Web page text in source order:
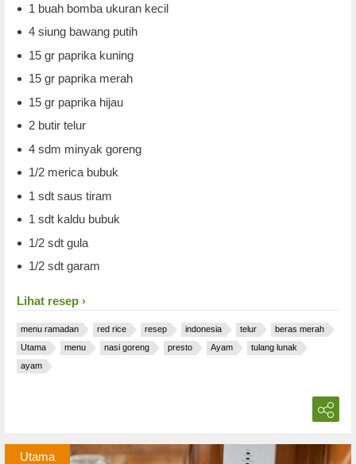
1 buah bomba ukuran kecil
4 siung bawang putih
15 gr paprika kuning
15 gr paprika merah
15 gr paprika hijau
2 butir telur
4 sdm minyak goreng
1/2 merica bubuk
1 sdt saus tiram
1 sdt kaldu bubuk
1/2 sdt gula
1/2 sdt garam
Lihat resep
menu ramadan red rice resep indonesia telur
beras merah
Utama
menu nasi goreng presto Ayam
tulang lunak
ayam
Utama